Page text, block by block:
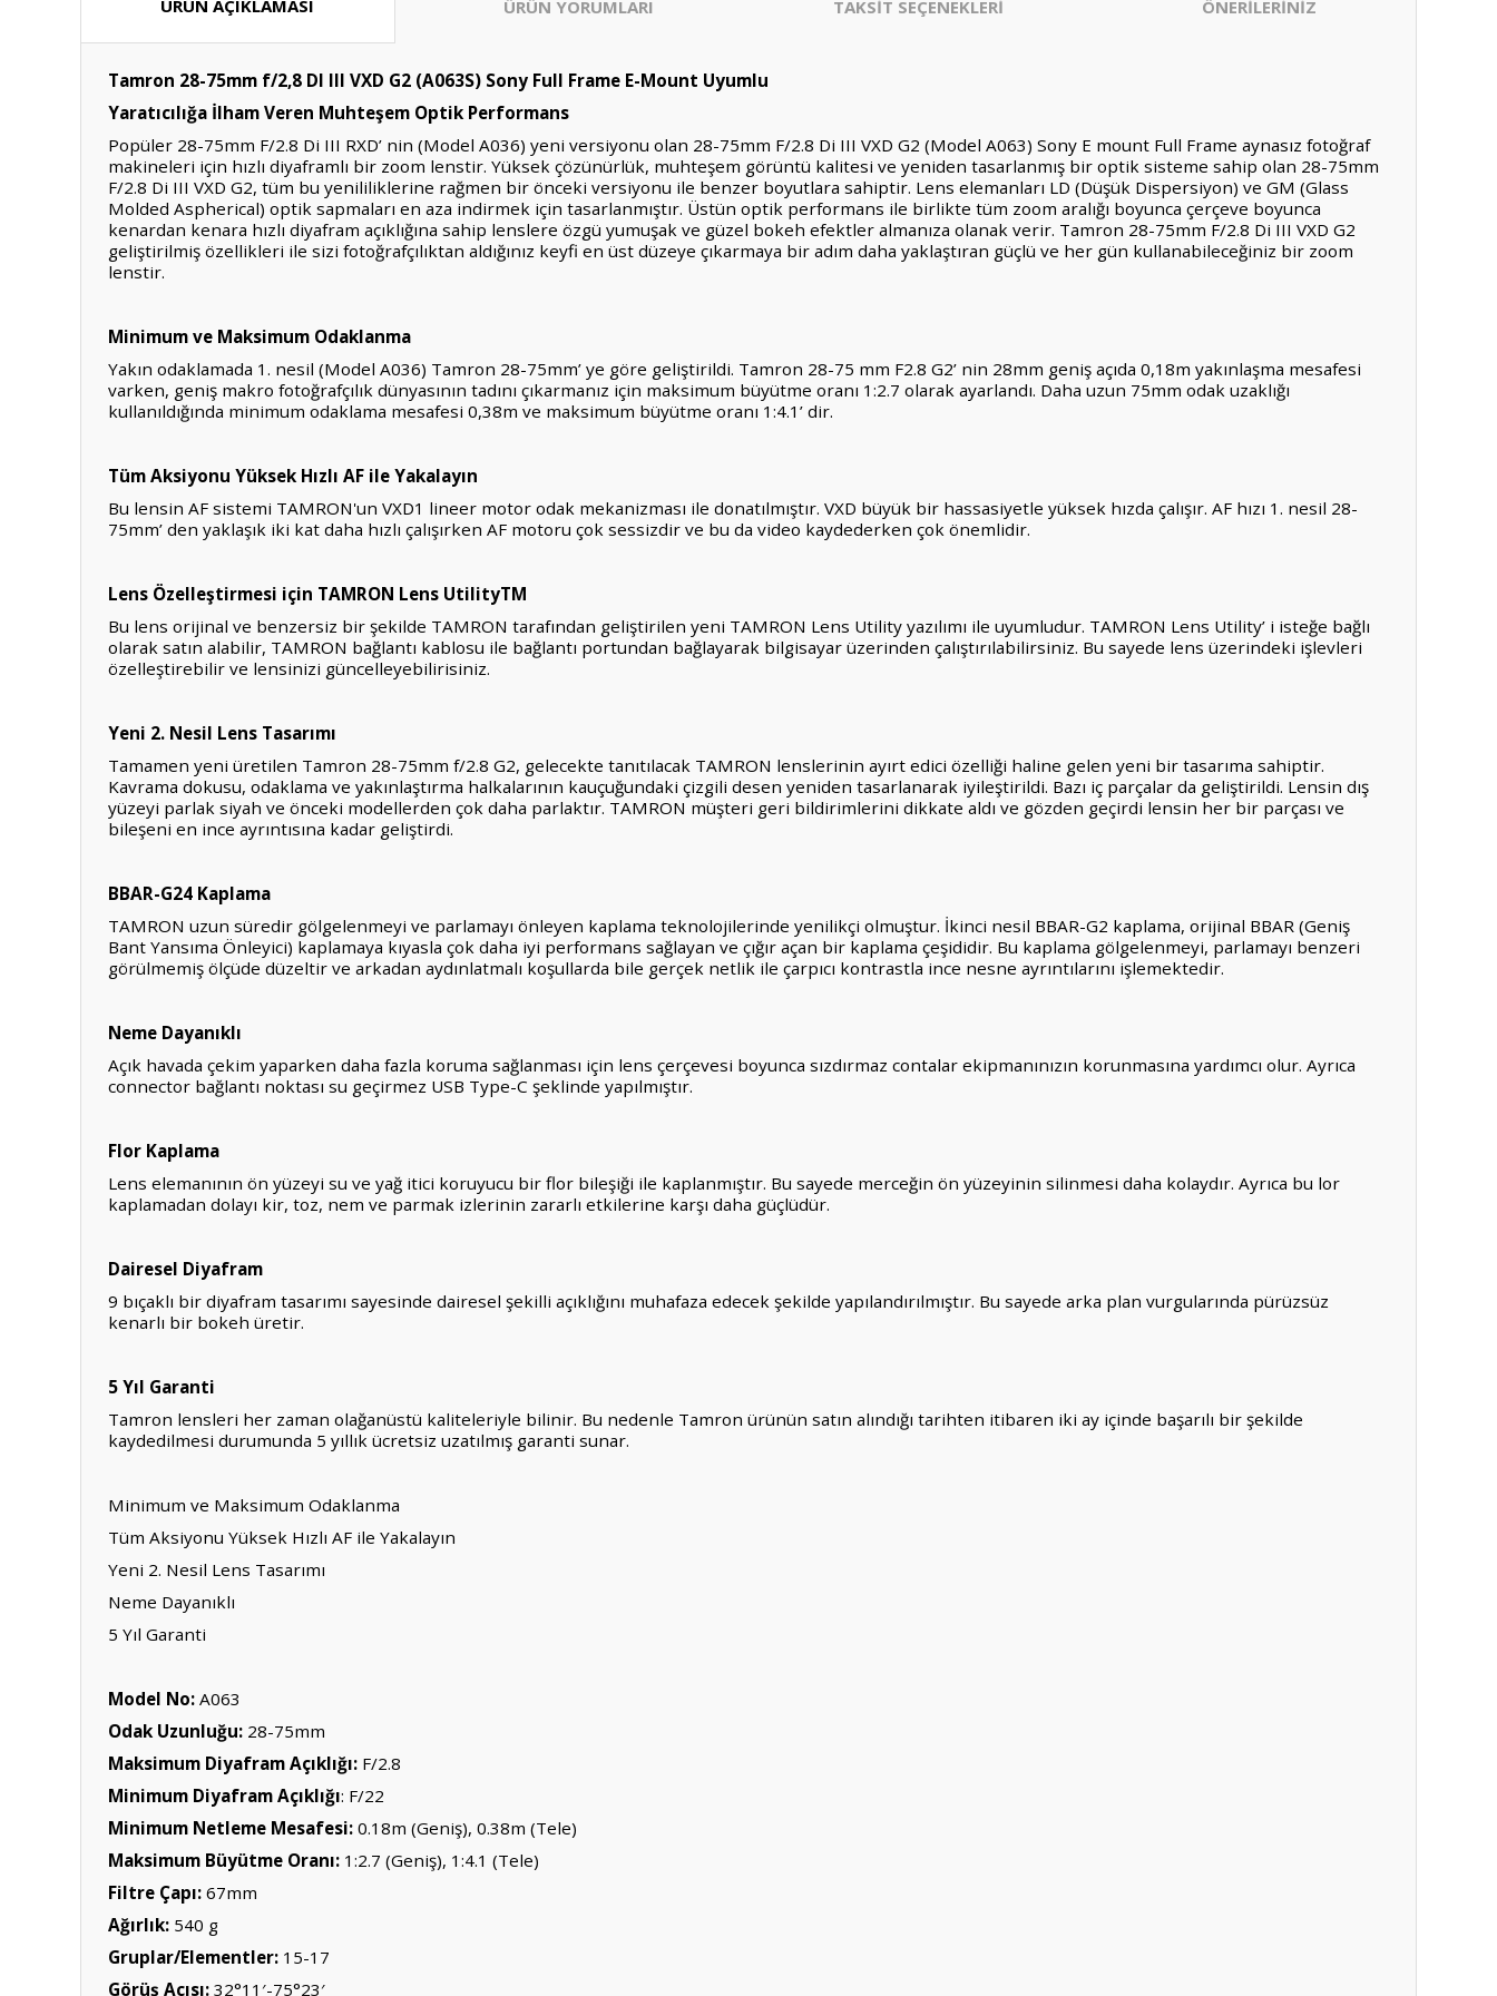
ÜRÜN AÇIKLAMASI ÜRÜN YORUMLARI TAKSİT SEÇENEKLERİ ÖNERİLERİNİZ
Tamron 28-75mm f/2,8 DI III VXD G2 (A063S) Sony Full Frame E-Mount Uyumlu
Yaratıcılığa İlham Veren Muhteşem Optik Performans
Popüler 28-75mm F/2.8 Di III RXD’ nin (Model A036) yeni versiyonu olan 28-75mm F/2.8 Di III VXD G2 (Model A063) Sony E mount Full Frame aynasız fotoğraf
makineleri için hızlı diyaframlı bir zoom lenstir. Yüksek çözünürlük, muhteşem görüntü kalitesi ve yeniden tasarlanmış bir optik sisteme sahip olan 28-75mm
F/2.8 Di III VXD G2, tüm bu yenililiklerine rağmen bir önceki versiyonu ile benzer boyutlara sahiptir. Lens elemanları LD (Düşük Dispersiyon) ve GM (Glass
Molded Aspherical) optik sapmaları en aza indirmek için tasarlanmıştır. Üstün optik performans ile birlikte tüm zoom aralığı boyunca çerçeve boyunca
kenardan kenara hızlı diyafram açıklığına sahip lenslere özgü yumuşak ve güzel bokeh efektler almanıza olanak verir. Tamron 28-75mm F/2.8 Di III VXD G2
geliştirilmiş özellikleri ile sizi fotoğrafçılıktan aldığınız keyfi en üst düzeye çıkarmaya bir adım daha yaklaştıran güçlü ve her gün kullanabileceğiniz bir zoom
lenstir.
Minimum ve Maksimum Odaklanma
Yakın odaklamada 1. nesil (Model A036) Tamron 28-75mm’ ye göre geliştirildi. Tamron 28-75 mm F2.8 G2’ nin 28mm geniş açıda 0,18m yakınlaşma mesafesi
varken, geniş makro fotoğrafçılık dünyasının tadını çıkarmanız için maksimum büyütme oranı 1:2.7 olarak ayarlandı. Daha uzun 75mm odak uzaklığı
kullanıldığında minimum odaklama mesafesi 0,38m ve maksimum büyütme oranı 1:4.1’ dir.
Tüm Aksiyonu Yüksek Hızlı AF ile Yakalayın
Bu lensin AF sistemi TAMRON'un VXD1 lineer motor odak mekanizması ile donatılmıştır. VXD büyük bir hassasiyetle yüksek hızda çalışır. AF hızı 1. nesil 28-
75mm’ den yaklaşık iki kat daha hızlı çalışırken AF motoru çok sessizdir ve bu da video kaydederken çok önemlidir.
Lens Özelleştirmesi için TAMRON Lens UtilityTM
Bu lens orijinal ve benzersiz bir şekilde TAMRON tarafından geliştirilen yeni TAMRON Lens Utility yazılımı ile uyumludur. TAMRON Lens Utility’ i isteğe bağlı
olarak satın alabilir, TAMRON bağlantı kablosu ile bağlantı portundan bağlayarak bilgisayar üzerinden çalıştırılabilirsiniz. Bu sayede lens üzerindeki işlevleri
özelleştirebilir ve lensinizi güncelleyebilirisiniz.
Yeni 2. Nesil Lens Tasarımı
Tamamen yeni üretilen Tamron 28-75mm f/2.8 G2, gelecekte tanıtılacak TAMRON lenslerinin ayırt edici özelliği haline gelen yeni bir tasarıma sahiptir.
Kavrama dokusu, odaklama ve yakınlaştırma halkalarının kauçuğundaki çizgili desen yeniden tasarlanarak iyileştirildi. Bazı iç parçalar da geliştirildi. Lensin dış
yüzeyi parlak siyah ve önceki modellerden çok daha parlaktır. TAMRON müşteri geri bildirimlerini dikkate aldı ve gözden geçirdi lensin her bir parçası ve
bileşeni en ince ayrıntısına kadar geliştirdi.
BBAR-G24 Kaplama
TAMRON uzun süredir gölgelenmeyi ve parlamayı önleyen kaplama teknolojilerinde yenilikçi olmuştur. İkinci nesil BBAR-G2 kaplama, orijinal BBAR (Geniş
Bant Yansıma Önleyici) kaplamaya kıyasla çok daha iyi performans sağlayan ve çığır açan bir kaplama çeşididir. Bu kaplama gölgelenmeyi, parlamayı benzeri
görülmemiş ölçüde düzeltir ve arkadan aydınlatmalı koşullarda bile gerçek netlik ile çarpıcı kontrastla ince nesne ayrıntılarını işlemektedir.
Neme Dayanıklı
Açık havada çekim yaparken daha fazla koruma sağlanması için lens çerçevesi boyunca sızdırmaz contalar ekipmanınızın korunmasına yardımcı olur. Ayrıca
connector bağlantı noktası su geçirmez USB Type-C şeklinde yapılmıştır.
Flor Kaplama
Lens elemanının ön yüzeyi su ve yağ itici koruyucu bir flor bileşiği ile kaplanmıştır. Bu sayede merceğin ön yüzeyinin silinmesi daha kolaydır. Ayrıca bu lor
kaplamadan dolayı kir, toz, nem ve parmak izlerinin zararlı etkilerine karşı daha güçlüdür.
Dairesel Diyafram
9 bıçaklı bir diyafram tasarımı sayesinde dairesel şekilli açıklığını muhafaza edecek şekilde yapılandırılmıştır. Bu sayede arka plan vurgularında pürüzsüz
kenarlı bir bokeh üretir.
5 Yıl Garanti
Tamron lensleri her zaman olağanüstü kaliteleriyle bilinir. Bu nedenle Tamron ürünün satın alındığı tarihten itibaren iki ay içinde başarılı bir şekilde
kaydedilmesi durumunda 5 yıllık ücretsiz uzatılmış garanti sunar.
Minimum ve Maksimum Odaklanma
Tüm Aksiyonu Yüksek Hızlı AF ile Yakalayın
Yeni 2. Nesil Lens Tasarımı
Neme Dayanıklı
5 Yıl Garanti
Model No: A063
Odak Uzunluğu: 28-75mm
Maksimum Diyafram Açıklığı: F/2.8
Minimum Diyafram Açıklığı: F/22
Minimum Netleme Mesafesi: 0.18m (Geniş), 0.38m (Tele)
Maksimum Büyütme Oranı: 1:2.7 (Geniş), 1:4.1 (Tele)
Filtre Çapı: 67mm
Ağırlık: 540 g
Gruplar/Elementler: 15-17
Görüş Açısı: 32°11′-75°23′